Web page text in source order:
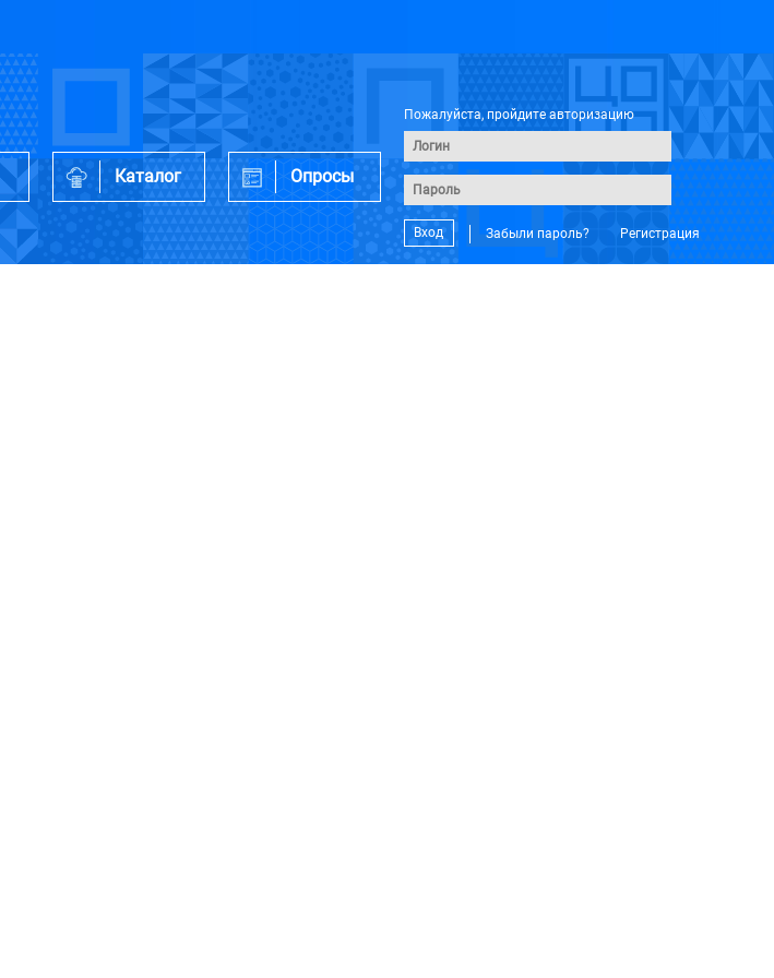
Каталог Опросы
Пожалуйста, пройдите авторизацию
Вход Забыли пароль? Регистрация